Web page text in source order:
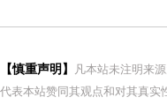
【慎重声明】
凡本站未注明来
代表本站赞同其观点和对其真实